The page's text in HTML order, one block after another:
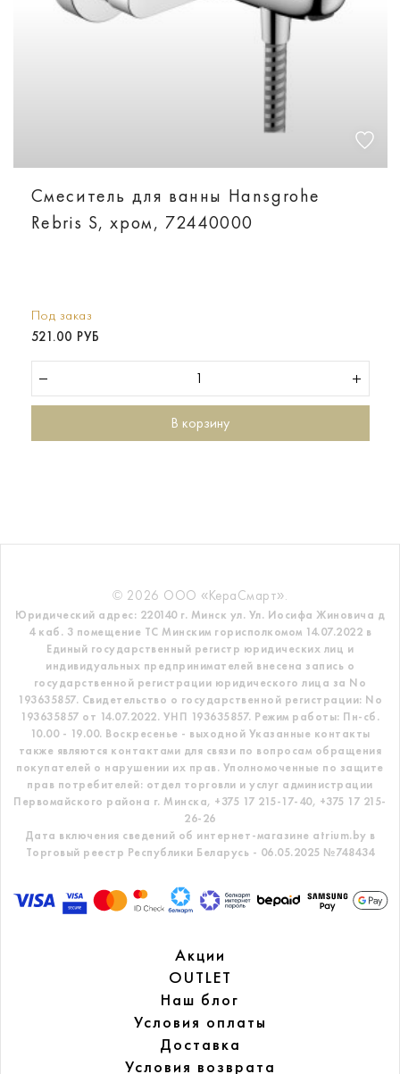
Смеситель для ванны Hansgrohe
Rebris S, хром, 72440000
Под заказ
521.00 РУБ
В корзину
© 2026 ООО «КераСмарт».
Юридический адрес: 220140 г. Минск ул. Ул. Иосифа Жиновича д
4 каб. 3 помещение ТС Минским горисполкомом 14.07.2022 в
Единый государственный регистр юридических лиц и
индивидуальных предпринимателей внесена запись о
государственной регистрации юридического лица за No
193635857. Свидетельство о государственной регистрации: No
193635857 от 14.07.2022. УНП 193635857. Режим работы: Пн-сб.
10.00 - 19.00. Воскресенье - выходной Указанные контакты
также являются контактами для связи по вопросам обращения
покупателей о нарушении их прав. Уполномоченные по защите
прав потребителей: отдел торговли и услуг администрации
Первомайского района г. Минска, +375 17 215-17-40, +375 17 215-
26-26
Дата включения сведений об интернет-магазине atrium.by в
Торговый реестр Республики Беларусь - 06.05.2025 №748434
Акции
OUTLET
Наш блог
Условия оплаты
Доставка
Условия возврата